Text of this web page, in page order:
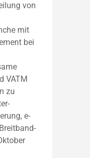
von
mit
bei
VATM
zu
e-